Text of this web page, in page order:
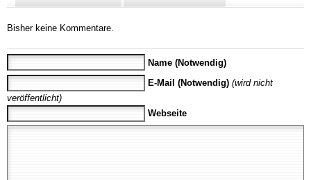
Bisher keine Kommentare.
Name (Notwendig)
E-Mail (Notwendig) (wird nicht
veröffentlicht)
Webseite